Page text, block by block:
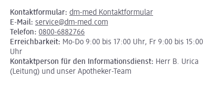
Kontaktformular: dm-med Kontaktformular
E-Mail: service@dm-med.com
Telefon: 0800-6882766
Erreichbarkeit: Mo-Do 9:00 bis 17:00 Uhr, Fr 9:00 bis 15:00
Uhr
Kontaktperson für den Informationsdienst: Herr B. Urica
(Leitung) und unser Apotheker-Team